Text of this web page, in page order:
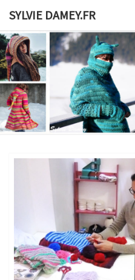
content
SYLVIE DAMEY.FR